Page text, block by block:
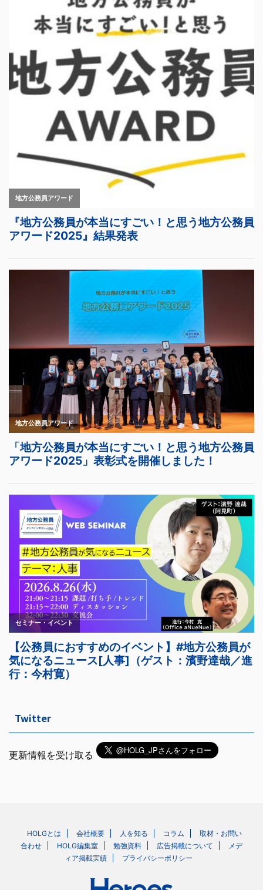
Twitter
更新情報を受け取る
HOLGとは 会社概要 人を知る コラム
取材・お問い
合わせ
HOLG編集室 勉強資料 広告掲載について
メデ
ィア掲載実績
プライバシーポリシー